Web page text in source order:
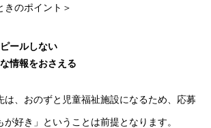
きのポイント＞
ールしない
情報をおさえる
は、おのずと児童福祉施設になるため、応募
が好き」ということは前提となります。